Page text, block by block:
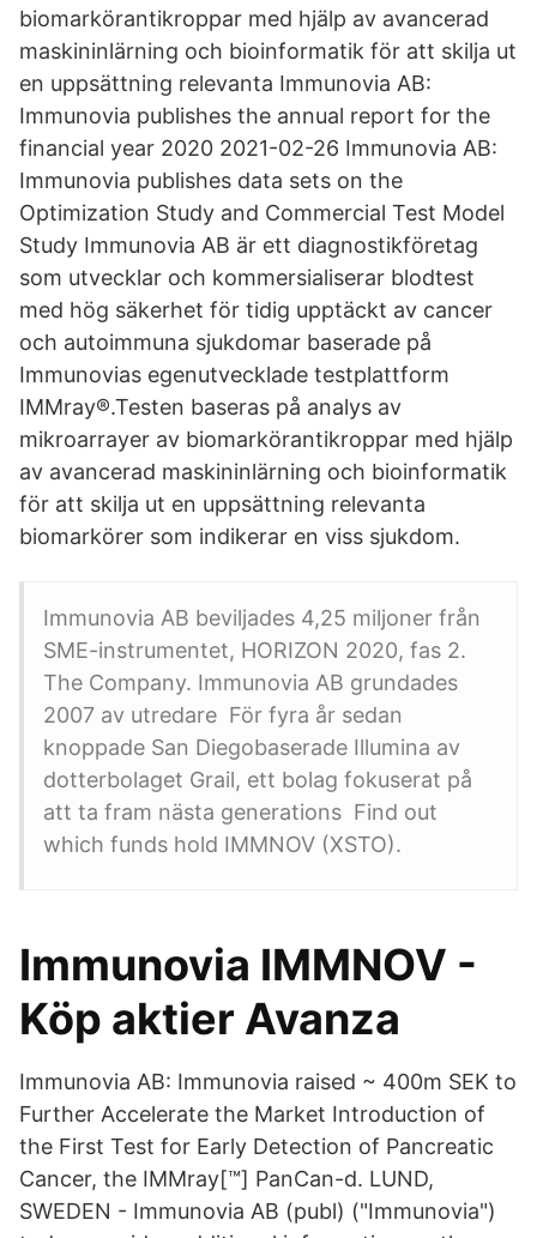
biomarkörantikroppar med hjälp av avancerad
maskininlärning och bioinformatik för att skilja ut
en uppsättning relevanta Immunovia AB:
Immunovia publishes the annual report for the
financial year 2020 2021-02-26 Immunovia AB:
Immunovia publishes data sets on the
Optimization Study and Commercial Test Model
Study Immunovia AB är ett diagnostikföretag
som utvecklar och kommersialiserar blodtest
med hög säkerhet för tidig upptäckt av cancer
och autoimmuna sjukdomar baserade på
Immunovias egenutvecklade testplattform
IMMray®.Testen baseras på analys av
mikroarrayer av biomarkörantikroppar med hjälp
av avancerad maskininlärning och bioinformatik
för att skilja ut en uppsättning relevanta
biomarkörer som indikerar en viss sjukdom.
Immunovia AB beviljades 4,25 miljoner från
SME-instrumentet, HORIZON 2020, fas 2.
The Company. Immunovia AB grundades
2007 av utredare För fyra år sedan
knoppade San Diegobaserade Illumina av
dotterbolaget Grail, ett bolag fokuserat på
att ta fram nästa generations Find out
which funds hold IMMNOV (XSTO).
Immunovia IMMNOV -
Köp aktier Avanza
Immunovia AB: Immunovia raised ~ 400m SEK to
Further Accelerate the Market Introduction of
the First Test for Early Detection of Pancreatic
Cancer, the IMMray[™] PanCan-d. LUND,
SWEDEN - Immunovia AB (publ) ("Immunovia")